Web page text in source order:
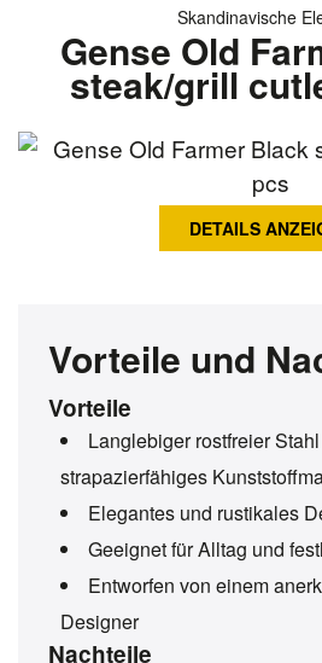
Skandinavische
Gense Old
steak/grill
Vorteile und
Vorteile
Langlebiger rostfreier
strapazierfähiges
Elegantes und rustikales
Geeignet für Alltag und
Entworfen von einem
Designer
Nachteile
DETAILS